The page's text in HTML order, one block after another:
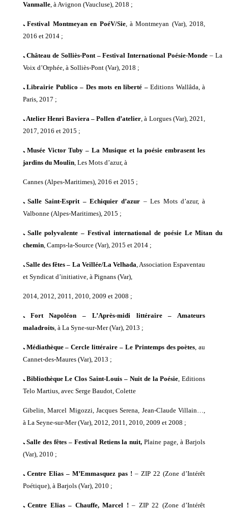
Vanmalle, à Avignon (Vaucluse), 2018 ;
ﹳ Festival Montmeyan en PoéV/Sie, à Montmeyan (Var), 2018,
2016 et2014 ;
ﹳ Château de Solliès-Pont –Festival International Poésie-Monde– La
Voix d’Orphée, à Solliès-Pont (Var),2018 ;
ﹳ Librairie Publico – Des mots en liberté –Editions Wallâda,à
Paris, 2017 ;
ﹳ Atelier Henri Baviera – Pollen d’atelier, à Lorgues (Var),2021,
2017, 2016 et2015 ;
ﹳ Musée Victor Tuby –La Musique et la poésie embrasent les
jardins du Moulin, Les Mots d’azur,à
Cannes (Alpes-Maritimes), 2016 et 2015 ;
ﹳ Salle Saint-Esprit – Echiquier d’azur – Les Mots d’azur, à
Valbonne (Alpes-Maritimes), 2015 ;
ﹳ Salle polyvalente – Festival international de poésie Le Mitan du
chemin, Camps-la-Source (Var), 2015 et2014 ;
ﹳSalle des fêtes – La Veillée/La Velhada, Association Espaventau
et Syndicat d’initiative, à Pignans (Var),
2014, 2012, 2011, 2010, 2009 et2008 ;
ﹳ Fort Napoléon – L’Après-midi littéraire – Amateurs
maladroits, à La Syne-sur-Mer (Var), 2013 ;
ﹳ Médiathèque –Cercle littéraire – Le Printemps des poètes,au
Cannet-des-Maures (Var), 2013 ;
ﹳ Bibliothèque Le Clos Saint-Louis – Nuit de la Poésie,Editions
Telo Martius, avec Serge Baudot, Colette
Gibelin, Marcel Migozzi, Jacques Serena, Jean-Claude Villain…,
àLa Seyne-sur-Mer (Var), 2012, 2011, 2010, 2009 et2008 ;
ﹳ Salle des fêtes– Festival Retiens la nuit, Plaine page,à Barjols
(Var), 2010 ;
ﹳ Centre Elias – M’Emmasquez pas ! – ZIP 22 (Zone d’Intérêt
Poétique), à Barjols (Var), 2010 ;
ﹳ Centre Elias – Chauffe, Marcel ! – ZIP 22 (Zone d’Intérêt